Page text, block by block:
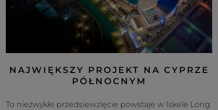
NAJWIĘKSZY PROJEKT NA CYPRZE
PÓŁNOCNYM
To niezwykłe przedsiewzięcie powstaje w Iskele Long